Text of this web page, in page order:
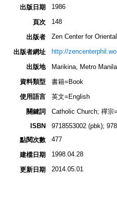
出版日期 1986
頁次 148
出版者 Zen Center for
出版者網址 http://
出版地
Marikina, Metro
資料類型
書籍=Book
使用語言
英文=English
關鍵詞
Catholic Church; 禪宗
ISBN
9718553002 (pbk);
點閱次數
477
建檔日期 1998.04.28
更新日期 2014.05.01